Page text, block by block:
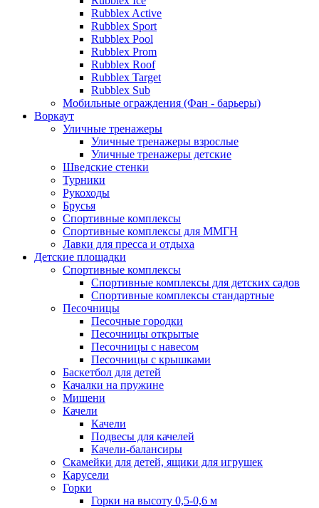
Rubblex Active
Rubblex Sport
Rubblex Pool
Rubblex Prom
Rubblex Roof
Rubblex Target
Rubblex Sub
Мобильные ограждения (Фан - барьеры)
Воркаут
Уличные тренажеры
Уличные тренажеры взрослые
Уличные тренажеры детские
Шведские стенки
Турники
Рукоходы
Брусья
Спортивные комплексы
Спортивные комплексы для ММГН
Лавки для пресса и отдыха
Детские площадки
Спортивные комплексы
Спортивные комплексы для детских садов
Спортивные комплексы стандартные
Песочницы
Песочные городки
Песочницы открытые
Песочницы с навесом
Песочницы с крышками
Баскетбол для детей
Качалки на пружине
Мишени
Качели
Качели
Подвесы для качелей
Качели-балансиры
Скамейки для детей, ящики для игрушек
Карусели
Горки
Горки на высоту 0,5-0,6 м